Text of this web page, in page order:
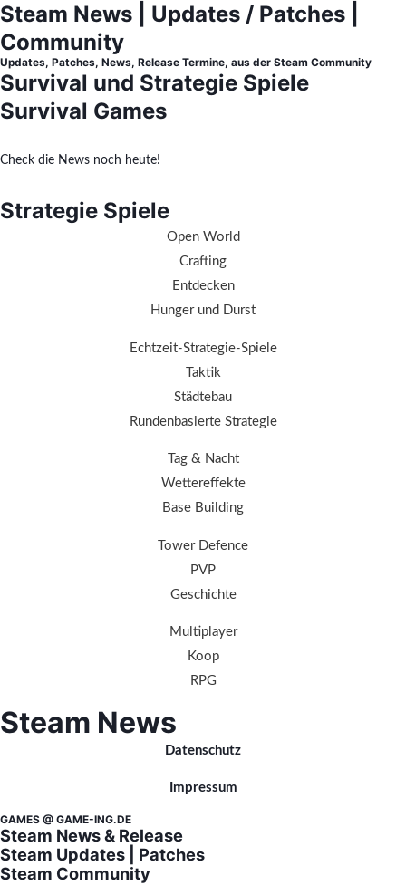
Steam News | Updates / Patches |
Community
Updates, Patches, News, Release Termine, aus der Steam Community
Survival und Strategie Spiele
Survival Games
Check die News noch heute!
Strategie Spiele
Open World
Crafting
Entdecken
Hunger und Durst
Echtzeit-Strategie-Spiele
Taktik
Städtebau
Rundenbasierte Strategie
Tag & Nacht
Wettereffekte
Base Building
Tower Defence
PVP
Geschichte
Multiplayer
Koop
RPG
Steam News
Datenschutz
Impressum
GAMES @ GAME-ING.DE
Steam News & Release
Steam Updates | Patches
Steam Community